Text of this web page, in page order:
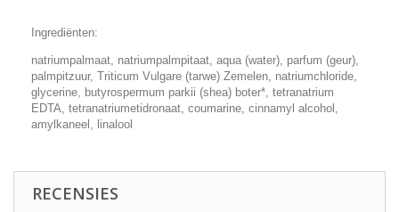
Ingrediënten:
natriumpalmaat, natriumpalmpitaat, aqua (water), parfum (geur),
palmpitzuur, Triticum Vulgare (tarwe) Zemelen, natriumchloride,
glycerine, butyrospermum parkii (shea) boter*, tetranatrium
EDTA, tetranatriumetidronaat, coumarine, cinnamyl alcohol,
amylkaneel, linalool
RECENSIES